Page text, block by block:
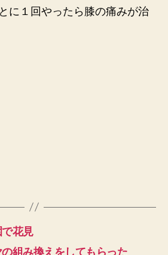
に１回やったら膝の痛みが治
花見
組み換えをしてもらった